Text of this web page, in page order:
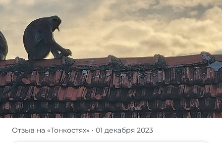
В
Отзыв на «Тонкостях» • 01 декабря 2023